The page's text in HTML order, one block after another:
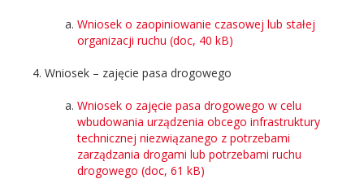
Wniosek o zaopiniowanie czasowej lub stałej
organizacji ruchu (doc, 40 kB)
Wniosek – zajęcie pasa drogowego
Wniosek o zajęcie pasa drogowego w celu
wbudowania urządzenia obcego infrastruktury
technicznej niezwiązanego z potrzebami
zarządzania drogami lub potrzebami ruchu
drogowego (doc, 61 kB)